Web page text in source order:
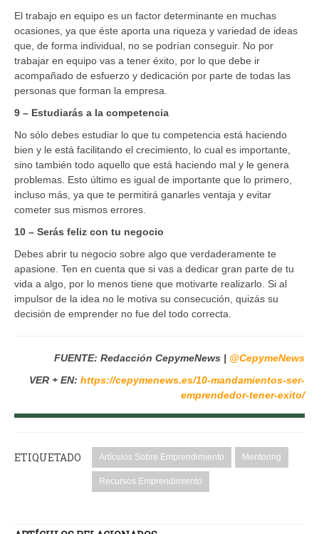
El trabajo en equipo es un factor determinante en muchas
ocasiones, ya que éste aporta una riqueza y variedad de ideas
que, de forma individual, no se podrían conseguir. No por
trabajar en equipo vas a tener éxito, por lo que debe ir
acompañado de esfuerzo y dedicación por parte de todas las
personas que forman la empresa.
9 – Estudiarás a la competencia
No sólo debes estudiar lo que tu competencia está haciendo
bien y le está facilitando el crecimiento, lo cual es importante,
sino también todo aquello que está haciendo mal y le genera
problemas. Esto último es igual de importante que lo primero,
incluso más, ya que te permitirá ganarles ventaja y evitar
cometer sus mismos errores.
10 – Serás feliz con tu negocio
Debes abrir tu negocio sobre algo que verdaderamente te
apasione. Ten en cuenta que si vas a dedicar gran parte de tu
vida a algo, por lo menos tiene que motivarte realizarlo. Si al
impulsor de la idea no le motiva su consecución, quizás su
decisión de emprender no fue del todo correcta.
FUENTE: Redacción CepymeNews | @CepymeNews
VER + EN: https://cepymenews.es/10-mandamientos-ser-
emprendedor-tener-exito/
ETIQUETADO Artículos Sobre Emprendimiento Mentoring
Recursos Emprendimiento